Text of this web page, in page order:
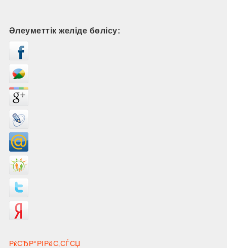
Әлеуметтік желіде бөлісу:
РќСЂР°РІРёС‚СЃСЏ